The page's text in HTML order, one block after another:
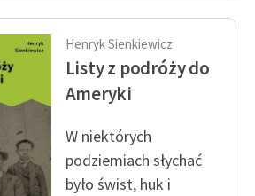
Henryk Sienkiewicz
Listy z podróży do
Ameryki
W niektórych
podziemiach słychać
było świst, huk i